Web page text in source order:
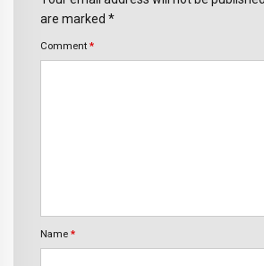
are marked *
Comment *
Name *